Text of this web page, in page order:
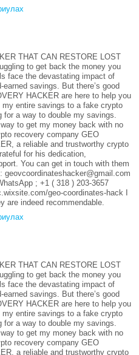
THAT CAN RESTORE LOST
to get back the money you
face the devastating impact of
savings. But there’s good
HACKER are here to help you
entire savings to a fake crypto
for a way to double my savings.
to get my money back with no
recovery company GEO
a reliable and trustworthy crypto
for his dedication,
You can get in touch with them
; +1 ( 318 ) 203-3657
geo-coordinates-hack I
are indeed recommendable.
THAT CAN RESTORE LOST
to get back the money you
face the devastating impact of
savings. But there’s good
HACKER are here to help you
entire savings to a fake crypto
for a way to double my savings.
to get my money back with no
recovery company GEO
a reliable and trustworthy crypto